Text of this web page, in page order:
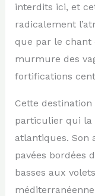
interdits ici, et
radicalement
que par le chant
murmure des
fortifications
Cette
particulier qui la
atlantiques. Son
pavées bordées
basses aux